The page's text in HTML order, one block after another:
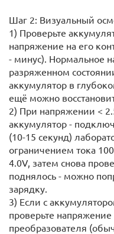
Шаг 2: Визуальный
1) Проверьте
напряжение на его
- минус). Нормальное
разряженном
аккумулятор в
ещё можно
2) При напряжении <
аккумулятор -
(10-15 секунд)
ограничением тока
4.0V, затем снова
поднялось - можно
зарядку.
3) Если с
проверьте
преобразователя